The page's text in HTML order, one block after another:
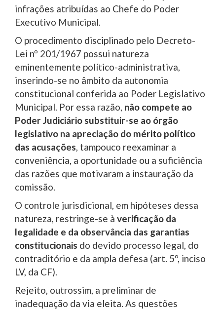
infrações atribuídas ao Chefe do Poder
Executivo Municipal.
O procedimento disciplinado pelo Decreto-
Lei nº 201/1967 possui natureza
eminentemente político-administrativa,
inserindo-se no âmbito da autonomia
constitucional conferida ao Poder Legislativo
Municipal. Por essa razão, não compete ao
Poder Judiciário substituir-se ao órgão
legislativo na apreciação do mérito político
das acusações, tampouco reexaminar a
conveniência, a oportunidade ou a suficiência
das razões que motivaram a instauração da
comissão.
O controle jurisdicional, em hipóteses dessa
natureza, restringe-se à verificação da
legalidade e da observância das garantias
constitucionais do devido processo legal, do
contraditório e da ampla defesa (art. 5º, inciso
LV, da CF).
Rejeito, outrossim, a preliminar de
inadequação da via eleita. As questões